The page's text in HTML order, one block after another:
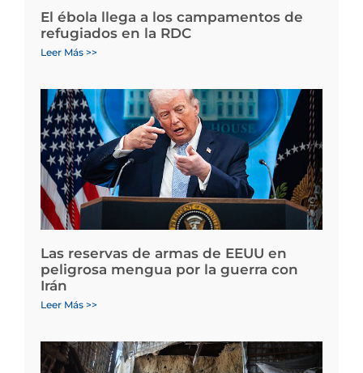
El ébola llega a los campamentos de
refugiados en la RDC
Leer Más >>
Las reservas de armas de EEUU en
peligrosa mengua por la guerra con
Irán
Leer Más >>